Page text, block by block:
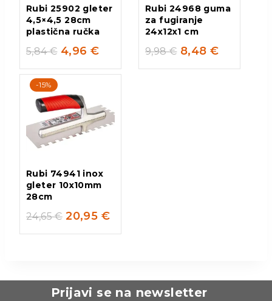
Rubi 25902 gleter
4,5×4,5 28cm
plastična ručka
5,84€ 4,96 €
Rubi 24968 guma
za fugiranje
24x12x1 cm
9,98€ 8,48 €
-15%
Rubi 74941 inox
gleter 10x10mm
28cm
24,65€ 20,95 €
Prijavi se na newsletter